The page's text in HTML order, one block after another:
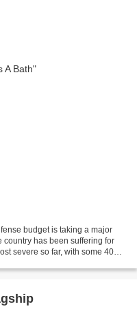
budget is taking a major
country has been suffering for
severe so far, with some 40